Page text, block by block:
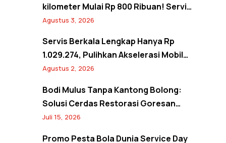
kilometer Mulai Rp 800 Ribuan! Servis
Semangat Kemerdekaan Promo
Agustus 3, 2026
Servis Berkala Lengkap Hanya Rp
1.029.274, Pulihkan Akselerasi Mobil
Seperti Baru! Back to Prime Promo
Agustus 2, 2026
Bodi Mulus Tanpa Kantong Bolong:
Solusi Cerdas Restorasi Goresan
Bodi Mobil Hemat Biaya
Juli 15, 2026
Promo Pesta Bola Dunia Service Day